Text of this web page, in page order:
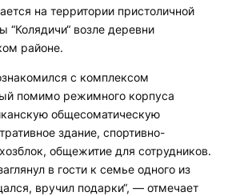
на территории пристоличной
возле деревни
районе.
с комплексом
помимо режимного корпуса
общесоматическую
здание, спортивно-
общежитие для сотрудников.
в гости к семье одного из
вручил подарки“, — отмечает